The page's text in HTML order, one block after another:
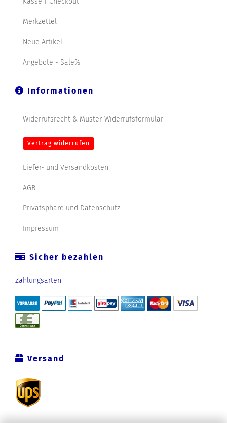
Merkzettel
Neue Artikel
Angebote - Sale%
Informationen
Widerrufsrecht & Muster-Widerrufsformular
Vertrag widerrufen
Liefer- und Versandkosten
AGB
Privatsphäre und Datenschutz
Impressum
Sicher bezahlen
Zahlungsarten
Versand